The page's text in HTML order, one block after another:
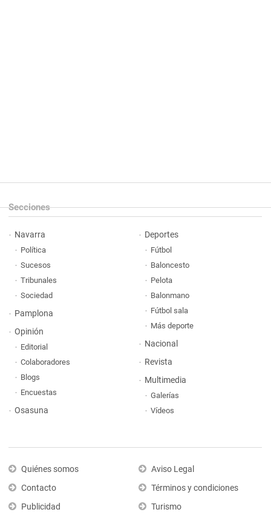
Secciones
Navarra
Política
Sucesos
Tribunales
Sociedad
Pamplona
Opinión
Editorial
Colaboradores
Blogs
Encuestas
Osasuna
Deportes
Fútbol
Baloncesto
Pelota
Balonmano
Fútbol sala
Más deporte
Nacional
Revista
Multimedia
Galerías
Vídeos
Quiénes somos
Contacto
Publicidad
Aviso Legal
Términos y condiciones
Turismo